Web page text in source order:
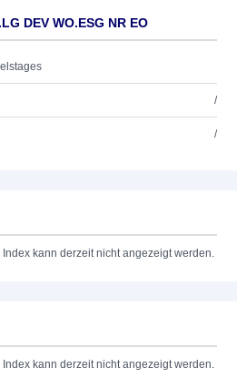
DEV WO.ESG NR EO
/
/
kann derzeit nicht angezeigt werden.
kann derzeit nicht angezeigt werden.